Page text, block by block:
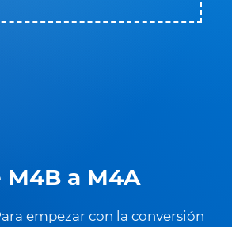
M4B a M4A
empezar con la conversión